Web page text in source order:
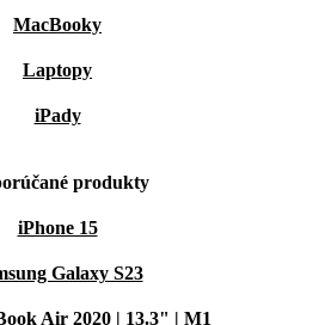
MacBooky
Laptopy
iPady
produkty
iPhone 15
Galaxy S23
Air 2020 | 13.3" | M1